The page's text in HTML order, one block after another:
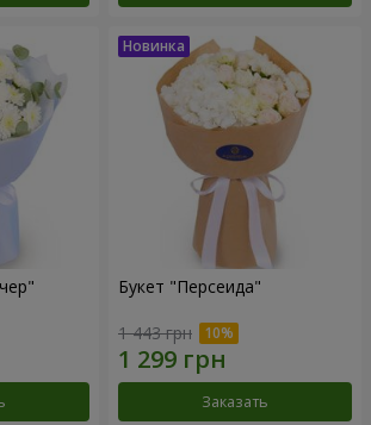
Букет "Персеида"
1 443 грн
Заказать